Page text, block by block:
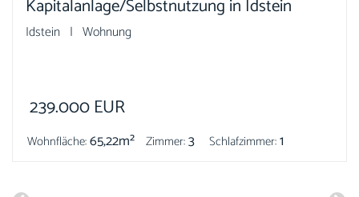
Kapitalanlage/Selbstnutzung in Idstein
Idstein | Wohnung
239.000EUR
Wohnfläche:65,22m² Zimmer:3 Schlafzimmer:1